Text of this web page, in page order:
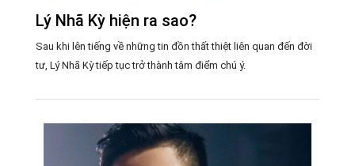
Lý Nhã Kỳ hiện ra sao?
Sau khi lên tiếng về những tin đồn thất thiệt liên quan đến đời
tư, Lý Nhã Kỳ tiếp tục trở thành tâm điểm chú ý.